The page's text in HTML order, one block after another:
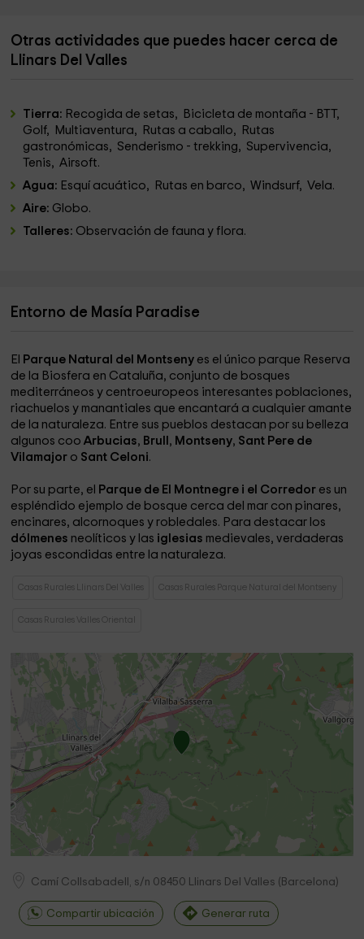
Otras actividades que puedes hacer cerca de
Llinars Del Valles
Tierra: Recogida de setas, Bicicleta de montaña - BTT,
Golf, Multiaventura, Rutas a caballo, Rutas
gastronómicas, Senderismo - trekking, Supervivencia,
Tenis, Airsoft.
Agua: Esquí acuático, Rutas en barco, Windsurf, Vela.
Aire: Globo.
Talleres: Observación de fauna y flora.
Entorno de Masía Paradise
El Parque Natural del Montseny es el único parque Reserva
de la Biosfera en Cataluña, conjunto de bosques
mediterráneos y centroeuropeos interesantes poblaciones,
riachuelos y manantiales que encantará a cualquier amante
de la naturaleza. Entre sus pueblos destacan por su belleza
algunos cooArbucias, Brull , Montseny, Sant Pere de
Vilamajor o Sant Celoni.
Por su parte, el Parque de El Montnegre i el Corredor es un
espléndido ejemplo de bosque cerca del mar con pinares,
encinares, alcornoques y robledales. Para destacar los
dólmenes neolíticos y las iglesias medievales, verdaderas
joyas escondidas entre la naturaleza.
Casas Rurales Llinars Del Valles Casas Rurales Parque Natural del Montseny
Casas Rurales Valles Oriental
Camí Collsabadell, s/n 08450 Llinars Del Valles ( Barcelona)
Compartir ubicación Generar ruta